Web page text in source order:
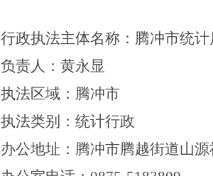
行政执法主体名称： 腾冲市统计
负责人： 黄永显
执法区域： 腾冲市
执法类别： 统计行政
办公地址： 腾冲市腾越街道山